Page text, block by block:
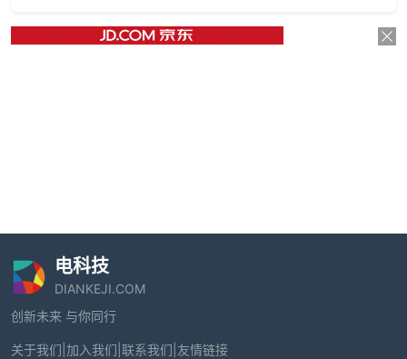
电科技
DIANKEJI.COM
创新未来 与你同行
关于我们 加入我们 联系我们 友情链接